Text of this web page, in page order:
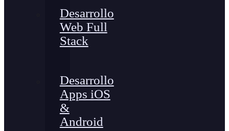
Desarrollo
Web Full
Stack
Desarrollo
Apps iOS
&
Android